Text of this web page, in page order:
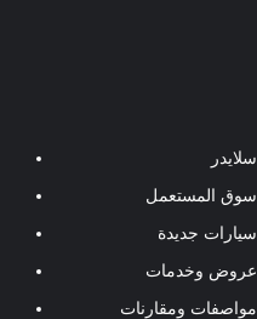
سلايدر
سوق المستعمل
سيارات جديدة
عروض وخدمات
مواصفات ومقارنات